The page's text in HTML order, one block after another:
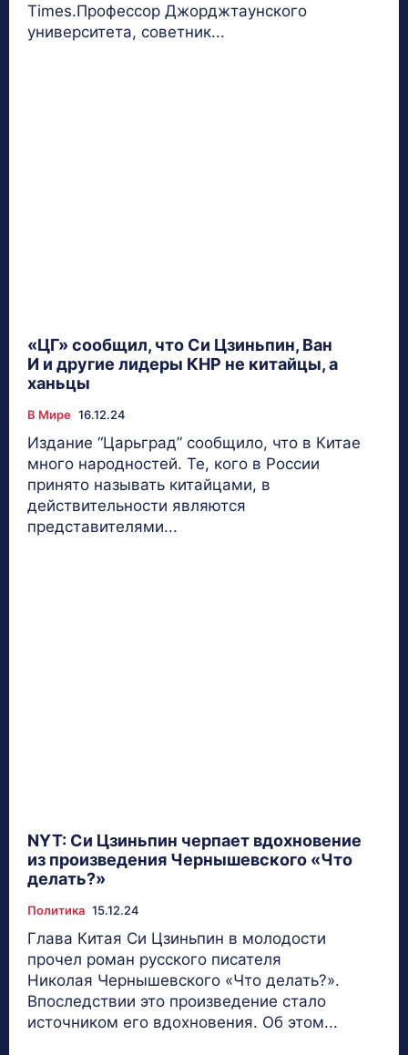
Times.Профессор Джорджтаунского
университета, советник...
«ЦГ» сообщил, что Си Цзиньпин, Ван
И и другие лидеры КНР не китайцы, а
ханьцы
В Мире 16.12.24
Издание “Царьград” сообщило, что в Китае
много народностей. Те, кого в России
принято называть китайцами, в
действительности являются
представителями...
NYT: Си Цзиньпин черпает вдохновение
из произведения Чернышевского «Что
делать?»
Политика 15.12.24
Глава Китая Си Цзиньпин в молодости
прочел роман русского писателя
Николая Чернышевского «Что делать?».
Впоследствии это произведение стало
источником его вдохновения. Об этом...